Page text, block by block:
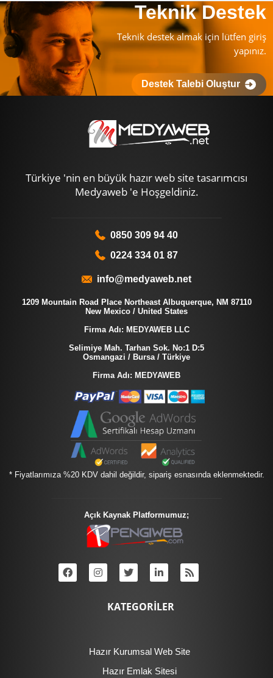
Teknik Destek
Teknik destek almak için lütfen giriş
yapınız.
Destek Talebi Oluştur
Türkiye 'nin en büyük hazır web site tasarımcısı
Medyaweb 'e Hoşgeldiniz.
0850 309 94 40
0224 334 01 87
info@medyaweb.net
1209 Mountain Road Place Northeast Albuquerque, NM 87110
New Mexico / United States
Firma Adı: MEDYAWEB LLC
Selimiye Mah. Tarhan Sok. No:1 D:5
Osmangazi / Bursa / Türkiye
Firma Adı: MEDYAWEB
* Fiyatlarımıza %20 KDV dahil değildir, sipariş esnasında eklenmektedir.
Açık Kaynak Platformumuz;
KATEGORİLER
Hazır Kurumsal Web Site
Hazır Emlak Sitesi